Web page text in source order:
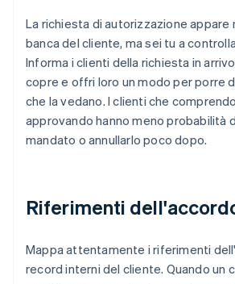
La richiesta di autorizzazione appare
banca del cliente, ma sei tu a
Informa i clienti della richiesta in
copre e offri loro un modo per porre
che la vedano. I clienti che
approvando hanno meno probabilità
mandato o annullarlo poco dopo.
Riferimenti
Mappa attentamente i riferimenti
record interni del cliente. Quando un